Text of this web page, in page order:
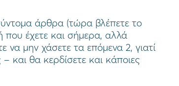
άρθρα (τώρα βλέπετε το
που έχετε και σήμερα, αλλά
να μην χάσετε τα επόμενα 2, γιατί
θα κερδίσετε και κάποιες